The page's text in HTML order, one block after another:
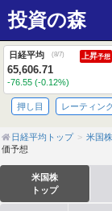
投資の森
日経平均 (8/7) 上昇予想
65,606.71
-76.55 (-0.12%)
押し目 レーティン
日経平均トップ 米国
価予想
米国株
トップ